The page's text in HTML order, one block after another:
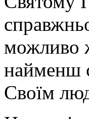
можливо
найменш
Своїм